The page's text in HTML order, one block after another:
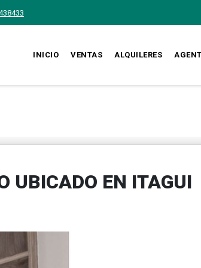
INICIO VENTAS ALQUILERES
UBICADO EN ITAGUI